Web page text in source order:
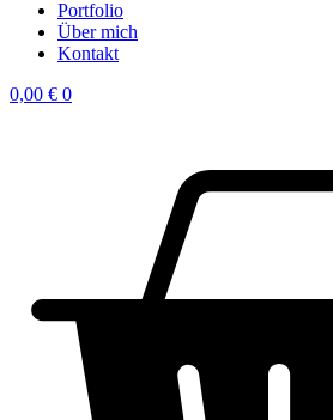
Portfolio
Über mich
Kontakt
0,00 € 0